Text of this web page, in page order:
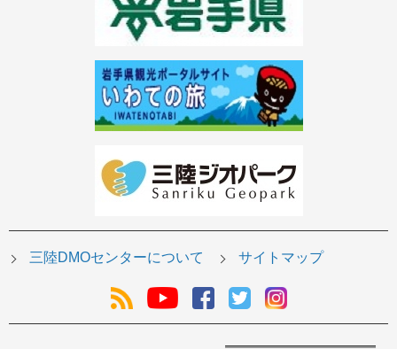
三陸DMOセンターについて サイトマップ